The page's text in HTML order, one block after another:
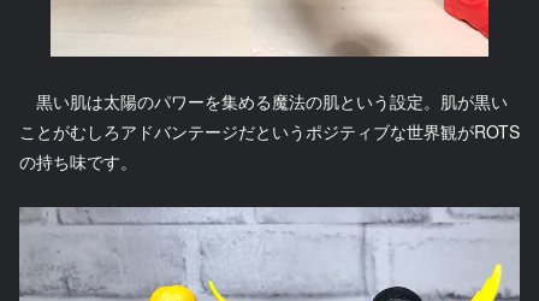
黒い肌は太陽のパワーを集める魔法の肌という設定。肌が黒い
ことがむしろアドバンテージだというポジティブな世界観がROTS
の持ち味です。